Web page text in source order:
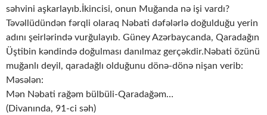
səhvini aşkarlayıb.İkincisi, onun Muğanda nə işi vardı?
Təvəllüdündən fərqli olaraq Nəbati dəfələrlə doğulduğu yerin
adını şeirlərində vurğulayıb. Güney Azərbaycanda, Qaradağın
Üştibin kəndində doğulması danılmaz gerçəkdir.Nəbati özünü
muğanlı deyil, qaradağlı olduğunu dönə-dönə nişan verib:
Məsələn:
Mən Nəbati rağəm bülbüli-Qaradağəm…
(Divanında, 91-ci səh)